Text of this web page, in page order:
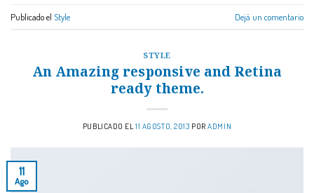
Publicado el Style Dejá un comentario
STYLE
An Amazing responsive and Retina
ready theme.
PUBLICADO EL11 AGOSTO, 2013 PORADMIN
11
Ago